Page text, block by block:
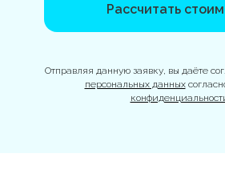
Рассчитать
Отправляя данную заявку, вы даёте
персональных данных